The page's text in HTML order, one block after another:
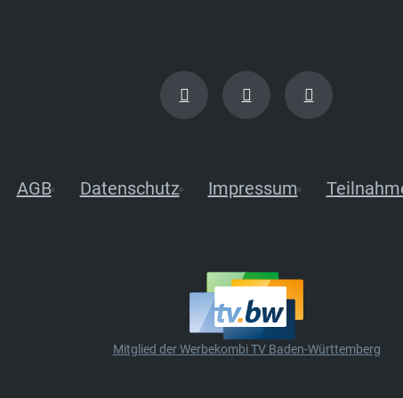
AGB Datenschutz Impressum
Mitglied der Werbekombi TV Baden-Württemberg